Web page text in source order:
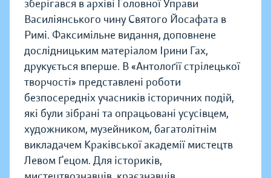
зберігався в архіві Головної Управи
Василіянського чину Святого Йосафата в
Римі. Факсимільне видання, доповнене
дослідницьким матеріалом Ірини Гах,
друкується вперше. В «Антолоґії стрілецької
творчості» представлені роботи
безпосередніх учасників історичних подій,
які були зібрані та опрацьовані усусівцем,
художником, музейником, багатолітнім
викладачем Краківської академії мистецтв
Левом Ґецом. Для істориків,